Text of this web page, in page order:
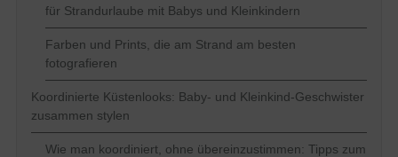
für Strandurlaube mit Babys und Kleinkindern
Farben und Prints, die am Strand am besten
fotografieren
Koordinierte Küstenlooks: Baby- und Kleinkind-Geschwister
zusammen stylen
Wie man koordiniert, ohne übereinzustimmen: Tipps zum